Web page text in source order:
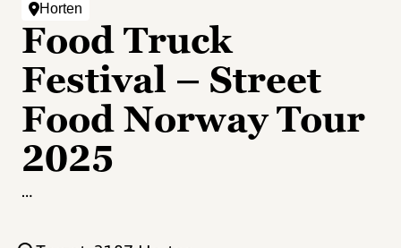
Horten
Food Truck
Festival – Street
Food Norway Tour
2025
…